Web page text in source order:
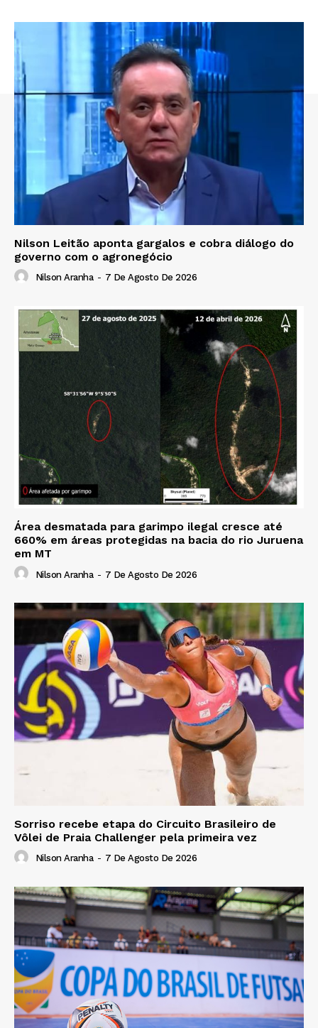
Nilson Leitão aponta gargalos e cobra diálogo do
governo com o agronegócio
Nilson Aranha - 7 De Agosto De 2026
Área desmatada para garimpo ilegal cresce até
660% em áreas protegidas na bacia do rio Juruena
em MT
Nilson Aranha - 7 De Agosto De 2026
Sorriso recebe etapa do Circuito Brasileiro de
Vôlei de Praia Challenger pela primeira vez
Nilson Aranha - 7 De Agosto De 2026